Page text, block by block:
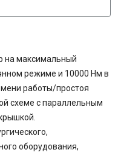
на максимальный
режиме и 10000 Нм в
работы/простоя
схеме с параллельным
оборудования,